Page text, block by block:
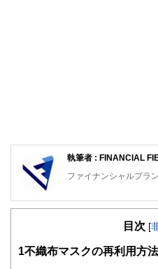
執筆者 : FINANCIAL
ファイナンシャルプラ
FinancialField編集部は
知識がない方でも理解
目次 [
1 不織布マスクの再利用方